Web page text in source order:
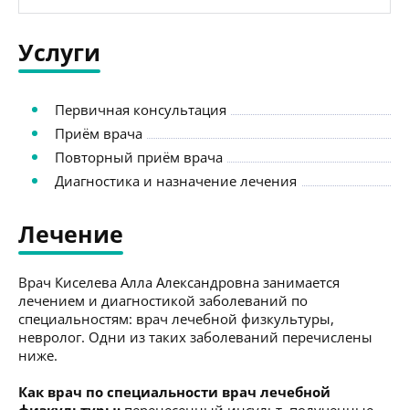
Услуги
Первичная консультация
Приём врача
Повторный приём врача
Диагностика и назначение лечения
Лечение
Врач Киселева Алла Александровна занимается
лечением и диагностикой заболеваний по
специальностям: врач лечебной физкультуры,
невролог. Одни из таких заболеваний перечислены
ниже.
Как врач по специальности врач лечебной